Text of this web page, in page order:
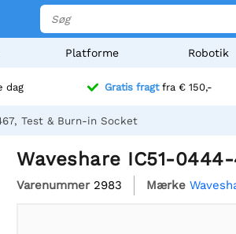
Platforme Robotik
dag Gratis fragtfra € 150,-
Test & Burn-in Socket
Waveshare IC51-
Varenummer 2983 Mærke